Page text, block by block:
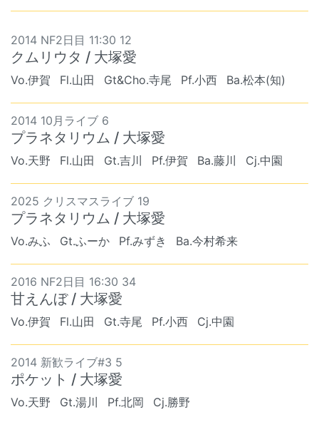
2014 NF2日目 11:30 12
クムリウタ / 大塚愛
Vo.伊賀 Fl.山田 Gt&Cho.寺尾 Pf.小西 Ba.松本(知)
2014 10月ライブ 6
プラネタリウム / 大塚愛
Vo.天野 Fl.山田 Gt.吉川 Pf.伊賀 Ba.藤川 Cj.中園
2025 クリスマスライブ 19
プラネタリウム / 大塚愛
Vo.みふ Gt.ふーか Pf.みずき Ba.今村希来
2016 NF2日目 16:30 34
甘えんぼ / 大塚愛
Vo.伊賀 Fl.山田 Gt.寺尾 Pf.小西 Cj.中園
2014 新歓ライブ#3 5
ポケット / 大塚愛
Vo.天野 Gt.湯川 Pf.北岡 Cj.勝野